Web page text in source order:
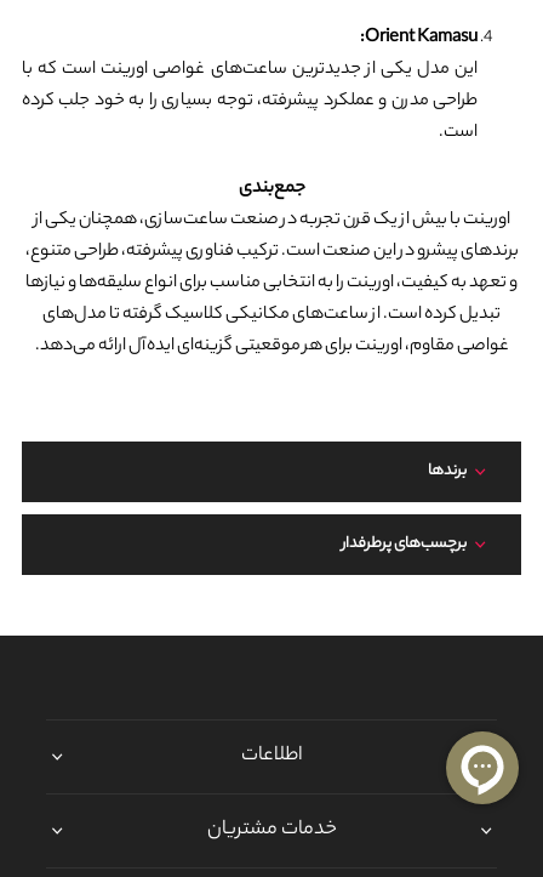
Orient Kamasu:
این مدل یکی از جدیدترین ساعت‌های غواصی اورینت است که با
طراحی مدرن و عملکرد پیشرفته، توجه بسیاری را به خود جلب کرده
است.
جمع‌بندی
اورینت با بیش از یک قرن تجربه در صنعت ساعت‌سازی، همچنان یکی از
برندهای پیشرو در این صنعت است. ترکیب فناوری پیشرفته، طراحی متنوع،
و تعهد به کیفیت، اورینت را به انتخابی مناسب برای انواع سلیقه‌ها و نیازها
تبدیل کرده است. از ساعت‌های مکانیکی کلاسیک گرفته تا مدل‌های
غواصی مقاوم، اورینت برای هر موقعیتی گزینه‌ای ایده‌آل ارائه می‌دهد.
برند‌ها
برچسب‌های پرطرفدار
اطلاعات
خدمات مشتریان